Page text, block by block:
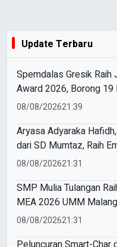
Update Terbaru
Spemdalas Gresik Raih
Award 2026, Borong 19
08/08/202621:39
Aryasa Adyaraka
dari SD Mumtaz, Raih
2026
08/08/202621:31
SMP Mulia Tulangan
MEA 2026 UMM
Berprestasi dan
08/08/202621:31